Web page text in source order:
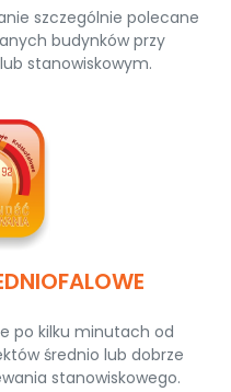
szczególnie polecane
budynków przy
stanowiskowym.
po kilku minutach od
średnio lub dobrze
stanowiskowego.